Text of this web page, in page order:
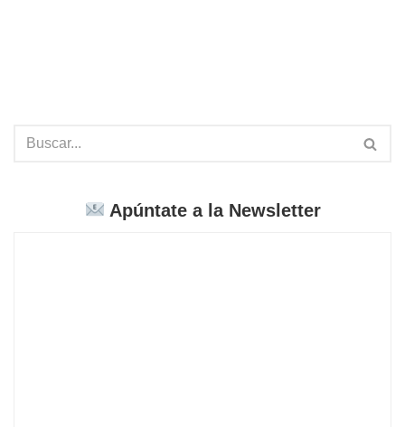
Apúntate a la Newsletter